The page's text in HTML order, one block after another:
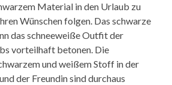
Material in den Urlaub zu
Wünschen folgen. Das schwarze
das schneeweiße Outfit der
vorteilhaft betonen. Die
und weißem Stoff in der
der Freundin sind durchaus